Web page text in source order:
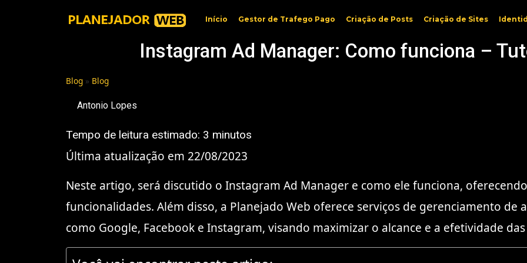
Início Gestor de Trafego Pago Criação de Posts Criação de Sites
Instagram Ad Manager: Como funciona –
Blog » Blog
Antonio Lopes
Tempo de leitura estimado: 3 minutos
Última atualização em 22/08/2023
Neste artigo, será discutido o Instagram Ad Manager e como ele funciona,
funcionalidades. Além disso, a Planejado Web oferece serviços de gerenciamento de
como Google, Facebook e Instagram, visando maximizar o alcance e a efetividade